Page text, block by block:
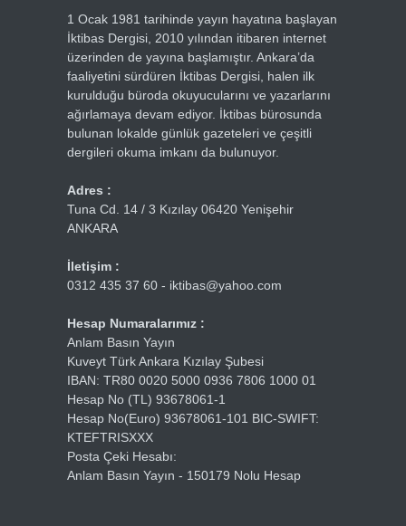
1 Ocak 1981 tarihinde yayın hayatına başlayan
İktibas Dergisi, 2010 yılından itibaren internet
üzerinden de yayına başlamıştır. Ankara’da
faaliyetini sürdüren İktibas Dergisi, halen ilk
kurulduğu büroda okuyucularını ve yazarlarını
ağırlamaya devam ediyor. İktibas bürosunda
bulunan lokalde günlük gazeteleri ve çeşitli
dergileri okuma imkanı da bulunuyor.
Adres :
Tuna Cd. 14 / 3 Kızılay 06420 Yenişehir
ANKARA
İletişim :
0312 435 37 60 - iktibas@yahoo.com
Hesap Numaralarımız :
Anlam Basın Yayın
Kuveyt Türk Ankara Kızılay Şubesi
IBAN: TR80 0020 5000 0936 7806 1000 01
Hesap No (TL) 93678061-1
Hesap No(Euro) 93678061-101 BIC-SWIFT:
KTEFTRISXXX
Posta Çeki Hesabı:
Anlam Basın Yayın - 150179 Nolu Hesap